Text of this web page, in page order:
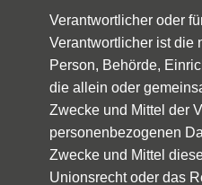
Verantwortlicher oder
Verantwortlicher ist die
Person, Behörde,
die allein oder
Zwecke und Mittel der
personenbezogenen
Zwecke und Mittel
Unionsrecht oder das